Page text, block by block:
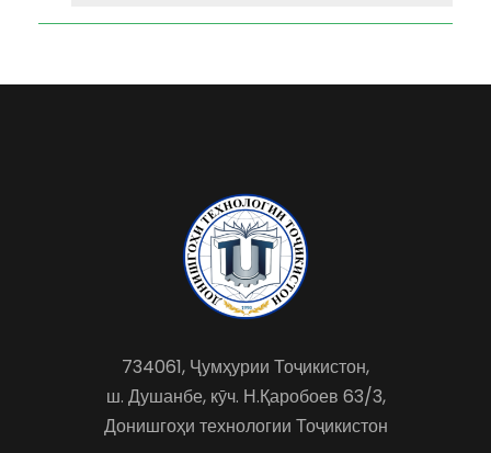
734061, Ҷумҳурии Тоҷикистон,
ш. Душанбе, кӯч. Н.Қаробоев 63/3,
Донишгоҳи технологии Тоҷикистон